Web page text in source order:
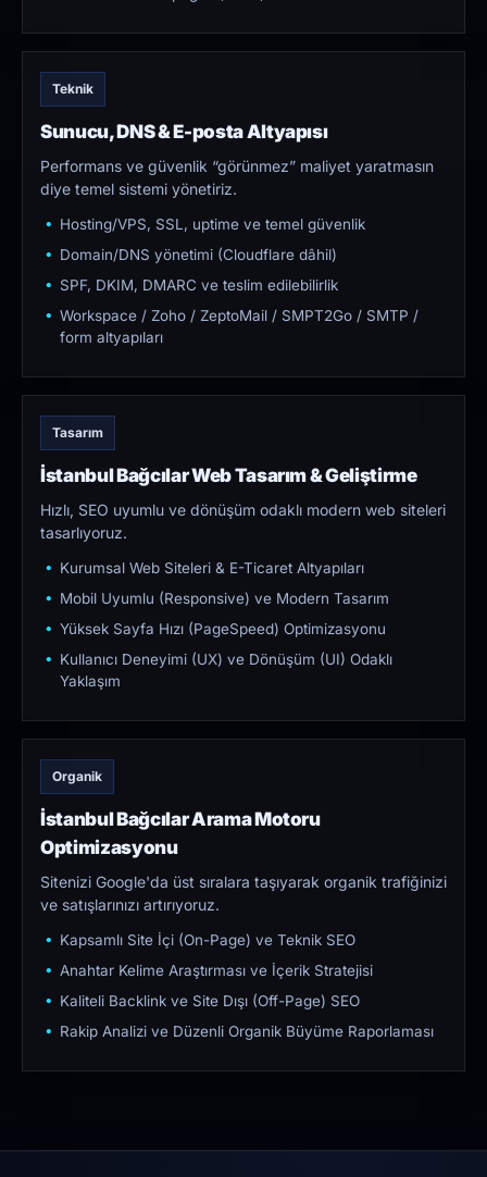
Teknik
Sunucu, DNS & E-posta Altyapısı
Performans ve güvenlik “görünmez” maliyet yaratmasın
diye temel sistemi yönetiriz.
Hosting/VPS, SSL, uptime ve temel güvenlik
Domain/DNS yönetimi (Cloudflare dâhil)
SPF, DKIM, DMARC ve teslim edilebilirlik
Workspace / Zoho / ZeptoMail / SMPT2Go / SMTP /
form altyapıları
Tasarım
İstanbul Bağcılar Web Tasarım & Geliştirme
Hızlı, SEO uyumlu ve dönüşüm odaklı modern web siteleri
tasarlıyoruz.
Kurumsal Web Siteleri & E-Ticaret Altyapıları
Mobil Uyumlu (Responsive) ve Modern Tasarım
Yüksek Sayfa Hızı (PageSpeed) Optimizasyonu
Kullanıcı Deneyimi (UX) ve Dönüşüm (UI) Odaklı
Yaklaşım
Organik
İstanbul Bağcılar Arama Motoru
Optimizasyonu
Sitenizi Google'da üst sıralara taşıyarak organik trafiğinizi
ve satışlarınızı artırıyoruz.
Kapsamlı Site İçi (On-Page) ve Teknik SEO
Anahtar Kelime Araştırması ve İçerik Stratejisi
Kaliteli Backlink ve Site Dışı (Off-Page) SEO
Rakip Analizi ve Düzenli Organik Büyüme Raporlaması